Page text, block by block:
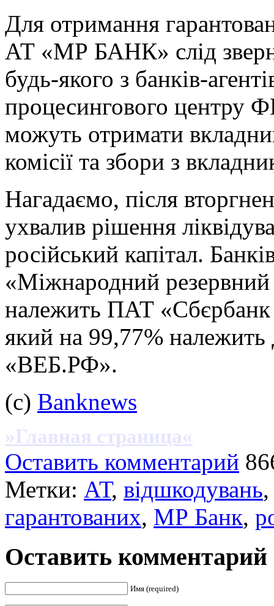
Для отримання
АТ «МР БАНК» слід
будь-якого з банків-
процесингового центру
можуть отримати
комісії та збори з
Нагадаємо, після
ухвалив рішення
російський капітал.
«Міжнародний
належить ПАТ «Сбєрбанк
який на 99,77% належить
«ВЕБ.РФ».
(с) Banknews
»Главная страница«
Оставить комментарий
Метки: АТ, відшкодувань
гарантованих, МР Банк,
Оставить комментарий
Имя (required)